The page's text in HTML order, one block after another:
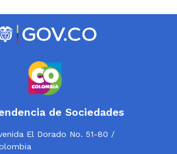
de Sociedades
El Dorado No. 51-80 /